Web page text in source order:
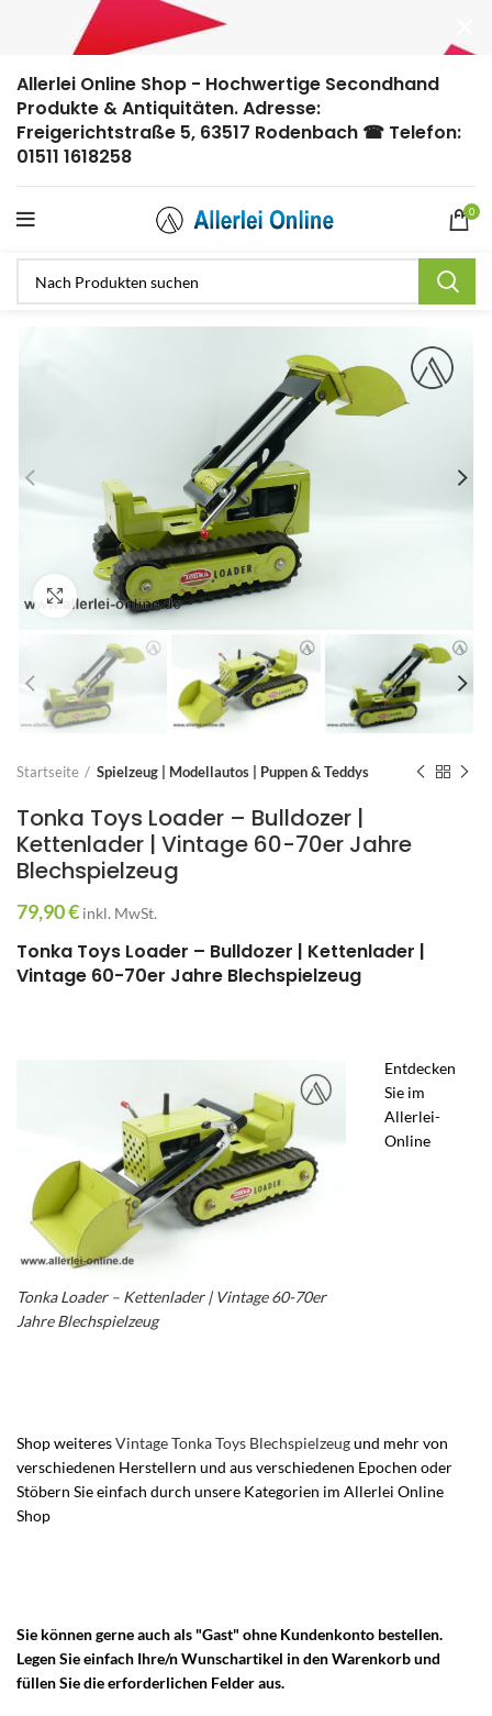
Allerlei Online Shop - Hochwertige Secondhand
Produkte & Antiquitäten. Adresse:
Freigerichtstraße 5, 63517 Rodenbach ☎ Telefon:
01511 1618258
0
Zum Vergrößern anklicken
Startseite Spielzeug | Modellautos | Puppen & Teddys
Tonka Toys Loader – Bulldozer |
Kettenlader | Vintage 60-70er Jahre
Blechspielzeug
79,90€ inkl. MwSt.
Tonka Toys Loader – Bulldozer | Kettenlader |
Vintage 60-70er Jahre Blechspielzeug
Tonka Loader – Kettenlader | Vintage 60-70er
Jahre Blechspielzeug
Entdecken
Sie im
Allerlei-
Online
Shop weiteresVintage Tonka Toys Blechspielzeugund mehr von
verschiedenen Herstellern und aus verschiedenen Epochen oder
Stöbern Sie einfach durch unsere Kategorien im Allerlei Online
Shop
Sie können gerne auch als "Gast" ohne Kundenkonto bestellen.
Legen Sie einfach Ihre/n Wunschartikel in den Warenkorb und
füllen Sie die erforderlichen Felder aus.